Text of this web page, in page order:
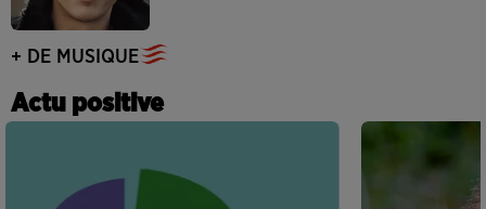
+ DE MUSIQUE
Actu positive